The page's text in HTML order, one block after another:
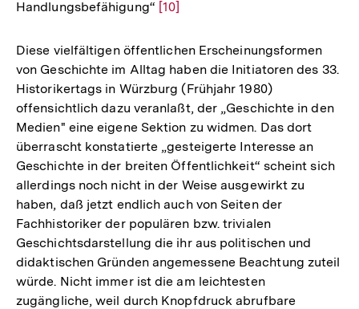
Handlungsbefähigung“ Zur
der
Fußnote
[10]
Diese vielfältigen öffentlichen Erscheinungsformen
von Geschichte im Alltag haben die Initiatoren des 33.
Historikertags in Würzburg (Frühjahr 1980)
offensichtlich dazu veranlaßt, der „Geschichte in den
Medien" eine eigene Sektion zu widmen. Das dort
überrascht konstatierte „gesteigerte Interesse an
Geschichte in der breiten Öffentlichkeit“ scheint sich
allerdings noch nicht in der Weise ausgewirkt zu
haben, daß jetzt endlich auch von Seiten der
Fachhistoriker der populären bzw. trivialen
Geschichtsdarstellung die ihr aus politischen und
didaktischen Gründen angemessene Beachtung zuteil
würde. Nicht immer ist die am leichtesten
zugängliche, weil durch Knopfdruck abrufbare